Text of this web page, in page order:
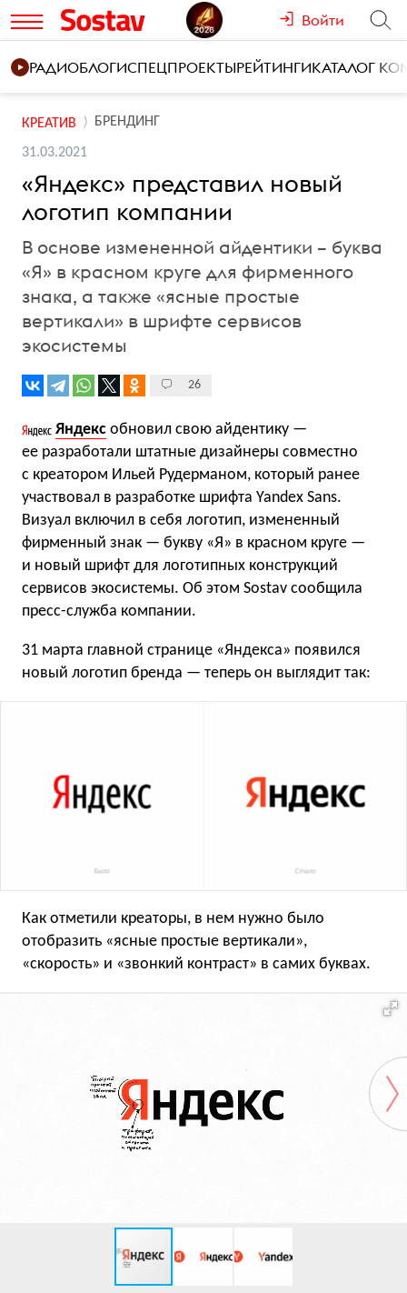
Войти
РАДИОБЛОГИСПЕЦПРОЕКТЫРЕЙТИНГИКАТАЛОГ
КРЕАТИВ БРЕНДИНГ
31.03.2021
«Яндекс» представил новый
логотип компании
В основе измененной айдентики – буква
«Я» в красном круге для фирменного
знака, а также «ясные простые
вертикали» в шрифте сервисов
экосистемы
26
Яндексобновил свою айдентику —
ее разработали штатные дизайнеры совместно
с креатором Ильей Рудерманом, который ранее
участвовал в разработке шрифта Yandex Sans.
Визуал включил в себя логотип, измененный
фирменный знак — букву «Я» в красном круге —
и новый шрифт для логотипных конструкций
сервисов экосистемы. Об этом Sostav сообщила
пресс-служба компании.
31 марта главной странице «Яндекса» появился
новый логотип бренда — теперь он выглядит так:
Как отметили креаторы, в нем нужно было
отобразить «ясные простые вертикали»,
«скорость» и «звонкий контраст» в самих буквах.